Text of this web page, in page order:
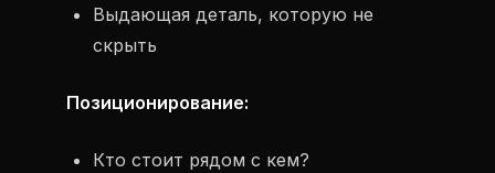
Выдающая деталь, которую не
скрыть
Позиционирование:
Кто стоит рядом с кем?